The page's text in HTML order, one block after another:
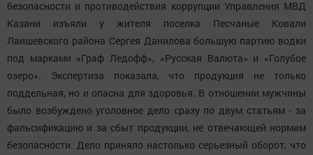
безопасности и противодействия коррупции Управления МВД
Казани изъяли у жителя поселка Песчаные Ковали
Лаишевского района Сергея Данилова большую партию водки
под марками «Граф Ледофф», «Русская Валюта» и «Голубое
озеро». Экспертиза показала, что продукция не только
поддельная, но и опасна для здоровья. В отношении мужчины
было возбуждено уголовное дело сразу по двум статьям - за
фальсификацию и за сбыт продукции, не отвечающей нормам
безопасности. Дело приняло настолько серьезный оборот, что